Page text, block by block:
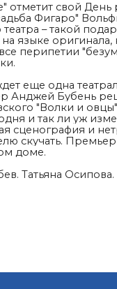
отметит свой
Фигаро"
– такой
языке
перипетии
еще одна
Анджей Бубень
"Волки и
и так ли уж
сценография и
скучать.
доме.
Татьяна